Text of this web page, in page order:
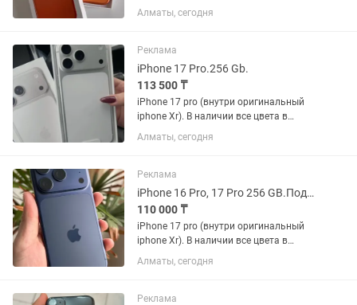
линейке: черный титан, синий титан,
натуральный титан, белый титан.В
Рассрочка . Все функции в айфоне...
Алматы, сегодня
Реклама
iPhone 17 Pro.256 Gb.
113 500 ₸
iPhone 17 pro (внутри оригинальный
iphone Xr). В наличии все цвета в
линейке: черный титан, синий титан,
натуральный титан, белый титан.В
Аирподс Все функции в айфоне...
Алматы, сегодня
Реклама
iPhone 16 Pro, 17 Pro 256 GB.Подарок Аирподс
110 000 ₸
iPhone 17 pro (внутри оригинальный
iphone Xr). В наличии все цвета в
линейке: черный титан, синий титан,
натуральный титан, белый титан. В
Аирподс Все функции в айфоне...
Алматы, сегодня
Реклама